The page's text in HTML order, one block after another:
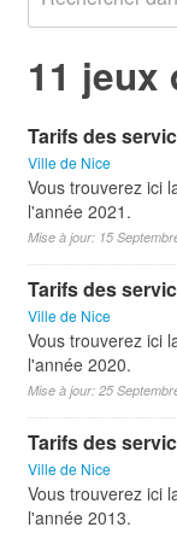
11 jeux
Tarifs des
Ville de Nice
Vous trouverez ici
l'année 2021.
Mise à jour: 15
Tarifs des
Ville de Nice
Vous trouverez ici
l'année 2020.
Mise à jour: 25
Tarifs des
Ville de Nice
Vous trouverez ici
l'année 2013.